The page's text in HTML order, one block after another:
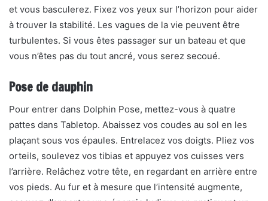
et vous basculerez. Fixez vos yeux sur l’horizon pour aider
à trouver la stabilité. Les vagues de la vie peuvent être
turbulentes. Si vous êtes passager sur un bateau et que
vous n’êtes pas du tout ancré, vous serez secoué.
Pose de dauphin
Pour entrer dans Dolphin Pose, mettez-vous à quatre
pattes dans Tabletop. Abaissez vos coudes au sol en les
plaçant sous vos épaules. Entrelacez vos doigts. Pliez vos
orteils, soulevez vos tibias et appuyez vos cuisses vers
l’arrière. Relâchez votre tête, en regardant en arrière entre
vos pieds. Au fur et à mesure que l’intensité augmente,